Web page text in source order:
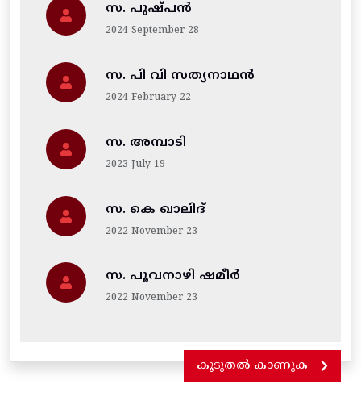
സ. പുഷ്പൻ
2024 September 28
സ. പി വി സത്യനാഥൻ
2024 February 22
സ. അമ്പാടി
2023 July 19
സ. കെ ഖാലിദ്
2022 November 23
സ. പൂവനാഴി ഷമീർ
2022 November 23
കൂടുതൽ കാണുക